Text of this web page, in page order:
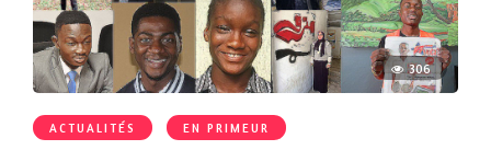
306
ACTUALITÉS EN PRIMEUR